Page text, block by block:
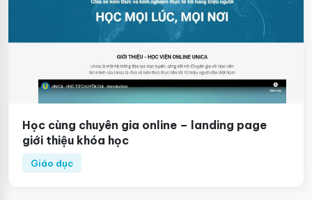
Học cùng chuyên gia online – landing page
giới thiệu khóa học
Giáo dục